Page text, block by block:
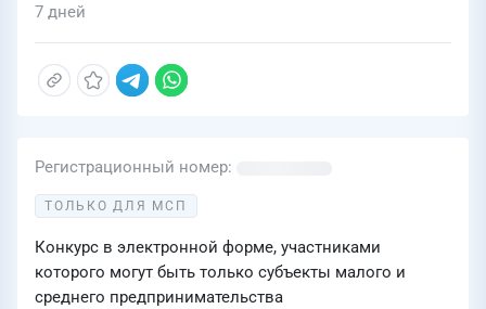
7 дней
Регистрационный номер
ТОЛЬКО ДЛЯ МСП
Конкурс в электронной форме, участниками
которого могут быть только субъекты малого и
среднего предпринимательства